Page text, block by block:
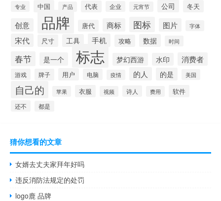
专业 中国 产品 代表 企业 元宵节 公司 冬天
创意 品牌 唐代 商标 图标 图片 字体
宋代 尺寸 工具 手机 攻略 数据 时间
春节 是一个 标志 梦幻西游 水印 消费者
游戏 牌子 用户 电脑 疫情 的人 的是 美国
自己的 苹果 衣服 视频 诗人 费用 软件
还不 都是
猜你想看的文章
女婿去丈夫家拜年好吗
违反消防法规定的处罚
logo鹿 品牌